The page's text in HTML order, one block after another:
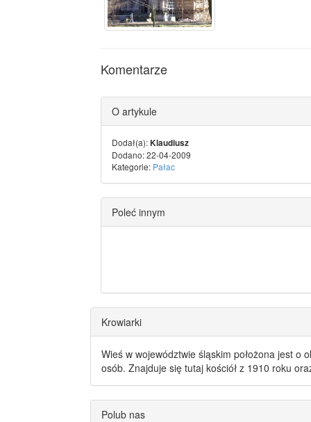
Komentarze
O artykule
Dodał(a):Klaudiusz
Dodano: 22-04-2009
Kategorie: Pałac
Poleć innym
Krowiarki
Wieś w województwie śląskim położona jest o
osób. Znajduje się tutaj kościół z 1910 roku
Polub nas